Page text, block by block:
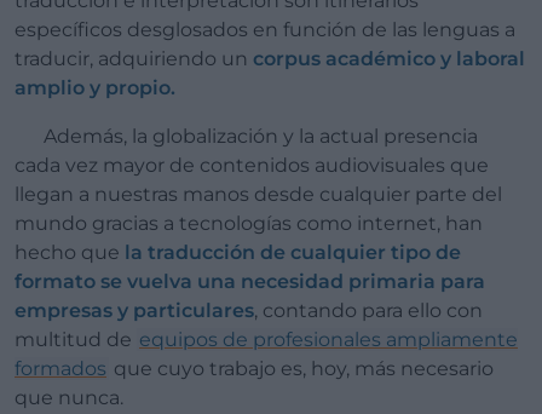
específicos desglosados en función de las lenguas a
traducir, adquiriendo un corpus académico y laboral
amplio y propio.
Además, la globalización y la actual presencia
cada vez mayor de contenidos audiovisuales que
llegan a nuestras manos desde cualquier parte del
mundo gracias a tecnologías como internet, han
hecho que la traducción de cualquier tipo de
formato se vuelva una necesidad primaria para
empresas y particulares, contando para ello con
multitud de equipos de profesionales ampliamente
formados que cuyo trabajo es, hoy, más necesario
que nunca.